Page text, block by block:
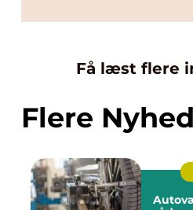
Få læst flere
Flere